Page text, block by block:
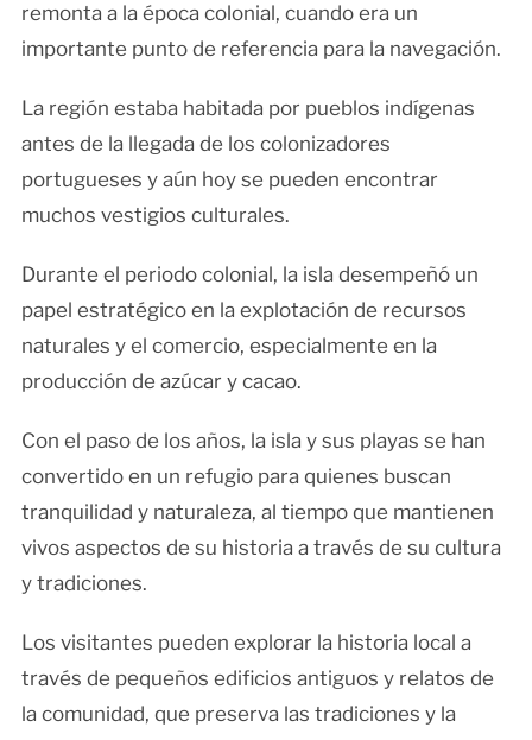
remonta a la época colonial, cuando era un
importante punto de referencia para la navegación.
La región estaba habitada por pueblos indígenas
antes de la llegada de los colonizadores
portugueses y aún hoy se pueden encontrar
muchos vestigios culturales.
Durante el periodo colonial, la isla desempeñó un
papel estratégico en la explotación de recursos
naturales y el comercio, especialmente en la
producción de azúcar y cacao.
Con el paso de los años, la isla y sus playas se han
convertido en un refugio para quienes buscan
tranquilidad y naturaleza, al tiempo que mantienen
vivos aspectos de su historia a través de su cultura
y tradiciones.
Los visitantes pueden explorar la historia local a
través de pequeños edificios antiguos y relatos de
la comunidad, que preserva las tradiciones y la